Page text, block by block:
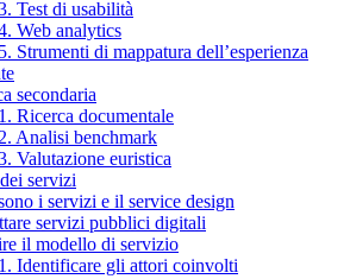
Test di usabilità
Web analytics
Strumenti di mappatura dell’esperienza
secondaria
Ricerca documentale
Analisi benchmark
Valutazione euristica
servizi
i servizi e il service design
servizi pubblici digitali
il modello di servizio
Identificare gli attori coinvolti